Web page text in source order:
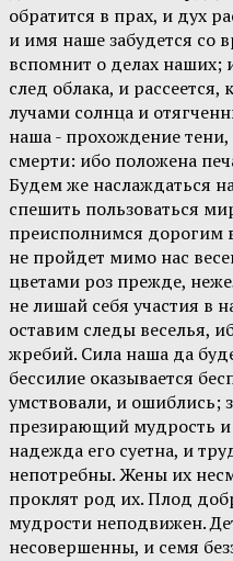
обратится в прах, и дух
и имя наше забудется со
вспомнит о делах наших;
след облака, и
лучами солнца и
наша - прохождение тени,
смерти: ибо положена
Будем же наслаждаться
спешить пользоваться
преисполнимся дорогим
не пройдет мимо нас
цветами роз прежде,
не лишай себя участия в
оставим следы веселья,
жребий. Сила наша да
бессилие оказывается
умствовали, и ошиблись;
презирающий мудрость и
надежда его суетна, и
непотребны. Жены их
проклят род их. Плод
мудрости неподвижен.
несовершенны, и семя